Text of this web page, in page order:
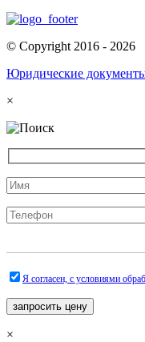
© Copyright 2016 - 2026
Юридические
×
Я согласен, с условиями
×